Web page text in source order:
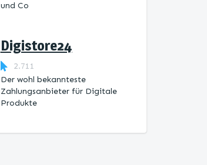
und Co
Digistore24
2.711
Der wohl bekannteste
Zahlungsanbieter für Digitale
Produkte